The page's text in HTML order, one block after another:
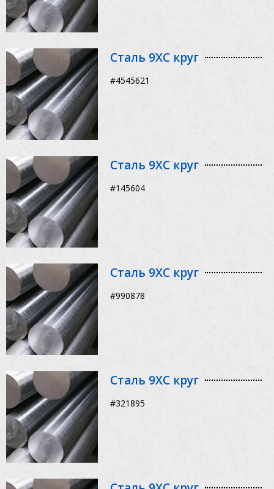
Сталь 9ХС круг
#4545621
Сталь 9ХС круг
#145604
Сталь 9ХС круг
#990878
Сталь 9ХС круг
#321895